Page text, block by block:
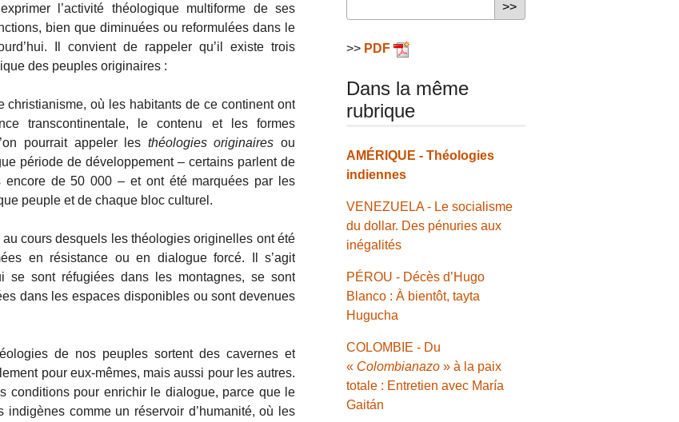
l’activité théologique multiforme de ses
bien que diminuées ou reformulées dans le
Il convient de rappeler qu’il existe trois
des peuples originaires :
christianisme, où les habitants de ce continent ont
transcontinentale, le contenu et les formes
pourrait appeler les théologies originaires ou
période de développement – certains parlent de
encore de 50 000 – et ont été marquées par les
peuple et de chaque bloc culturel.
cours desquels les théologies originelles ont été
en résistance ou en dialogue forcé. Il s’agit
se sont réfugiées dans les montagnes, se sont
dans les espaces disponibles ou sont devenues
de nos peuples sortent des cavernes et
pour eux-mêmes, mais aussi pour les autres.
conditions pour enrichir le dialogue, parce que le
comme un réservoir d’humanité, où les
>> PDF
Dans la même
rubrique
AMÉRIQUE - Théologies
indiennes
VENEZUELA - Le socialisme
du dollar. Des pénuries aux
inégalités
PÉROU - Décès d’Hugo
Blanco : À bientôt, tayta
Hugucha
COLOMBIE - Du
« Colombianazo » à la paix
totale : Entretien avec María
Gaitán